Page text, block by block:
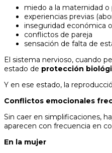
miedo a la maternidad o
experiencias previas
inseguridad económica
conflictos de pareja
sensación de falta de
El sistema nervioso, cuando
estado de protección
Y en ese estado, la
Conflictos emocionales
Sin caer en simplificaciones,
aparecen con frecuencia en
En la mujer